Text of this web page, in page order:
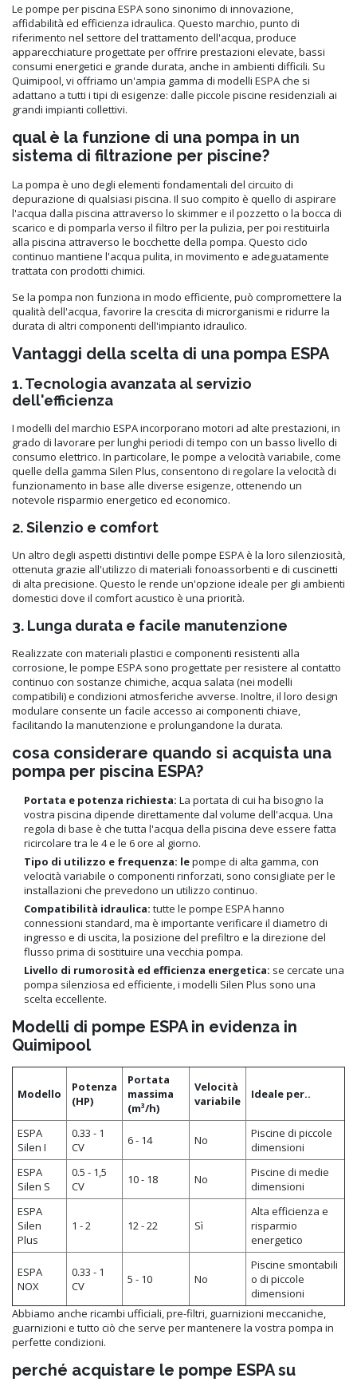
Le pompe per piscina ESPA sono sinonimo di innovazione,
affidabilità ed efficienza idraulica. Questo marchio, punto di
riferimento nel settore del trattamento dell'acqua, produce
apparecchiature progettate per offrire prestazioni elevate, bassi
consumi energetici e grande durata, anche in ambienti difficili. Su
Quimipool, vi offriamo un'ampia gamma di modelli ESPA che si
adattano a tutti i tipi di esigenze: dalle piccole piscine residenziali ai
grandi impianti collettivi.
qual è la funzione di una pompa in un
sistema di filtrazione per piscine?
La pompa è uno degli elementi fondamentali del circuito di
depurazione di qualsiasi piscina. Il suo compito è quello di aspirare
l'acqua dalla piscina attraverso lo skimmer e il pozzetto o la bocca di
scarico e di pomparla verso il filtro per la pulizia, per poi restituirla
alla piscina attraverso le bocchette della pompa. Questo ciclo
continuo mantiene l'acqua pulita, in movimento e adeguatamente
trattata con prodotti chimici.
Se la pompa non funziona in modo efficiente, può compromettere la
qualità dell'acqua, favorire la crescita di microrganismi e ridurre la
durata di altri componenti dell'impianto idraulico.
Vantaggi della scelta di una pompa ESPA
1. Tecnologia avanzata al servizio
dell'efficienza
I modelli del marchio ESPA incorporano motori ad alte prestazioni, in
grado di lavorare per lunghi periodi di tempo con un basso livello di
consumo elettrico. In particolare, le pompe a velocità variabile, come
quelle della gamma Silen Plus, consentono di regolare la velocità di
funzionamento in base alle diverse esigenze, ottenendo un
notevole risparmio energetico ed economico.
2. Silenzio e comfort
Un altro degli aspetti distintivi delle pompe ESPA è la loro silenziosità,
ottenuta grazie all'utilizzo di materiali fonoassorbenti e di cuscinetti
di alta precisione. Questo le rende un'opzione ideale per gli ambienti
domestici dove il comfort acustico è una priorità.
3. Lunga durata e facile manutenzione
Realizzate con materiali plastici e componenti resistenti alla
corrosione, le pompe ESPA sono progettate per resistere al contatto
continuo con sostanze chimiche, acqua salata (nei modelli
compatibili) e condizioni atmosferiche avverse. Inoltre, il loro design
modulare consente un facile accesso ai componenti chiave,
facilitando la manutenzione e prolungandone la durata.
cosa considerare quando si acquista una
pompa per piscina ESPA?
Portata e potenza richiesta: La portata di cui ha bisogno la
vostra piscina dipende direttamente dal volume dell'acqua. Una
regola di base è che tutta l'acqua della piscina deve essere fatta
ricircolare tra le 4 e le 6 ore al giorno.
Tipo di utilizzo e frequenza: lepompe di alta gamma, con
velocità variabile o componenti rinforzati, sono consigliate per le
installazioni che prevedono un utilizzo continuo.
Compatibilità idraulica: tutte le pompe ESPA hanno
connessioni standard, ma è importante verificare il diametro di
ingresso e di uscita, la posizione del prefiltro e la direzione del
flusso prima di sostituire una vecchia pompa.
Livello di rumorosità ed efficienza energetica: se cercate una
pompa silenziosa ed efficiente, i modelli Silen Plus sono una
scelta eccellente.
Modelli di pompe ESPA in evidenza in
Quimipool
Modello
Potenza
(HP)
Portata
massima
(m³/h)
Velocità
variabile
Ideale per..
ESPA
Silen I
0.33 - 1
CV
6 - 14 No
Piscine di piccole
dimensioni
ESPA
Silen S
0.5 - 1,5
CV
10 - 18 No
Piscine di medie
dimensioni
ESPA
Silen
Plus
1 - 2 12 - 22 Sì
Alta efficienza e
risparmio
energetico
ESPA
NOX
0.33 - 1
CV
5 - 10 No
Piscine smontabili
o di piccole
dimensioni
Abbiamo anche ricambi ufficiali, pre-filtri, guarnizioni meccaniche,
guarnizioni e tutto ciò che serve per mantenere la vostra pompa in
perfette condizioni.
perché acquistare le pompe ESPA su